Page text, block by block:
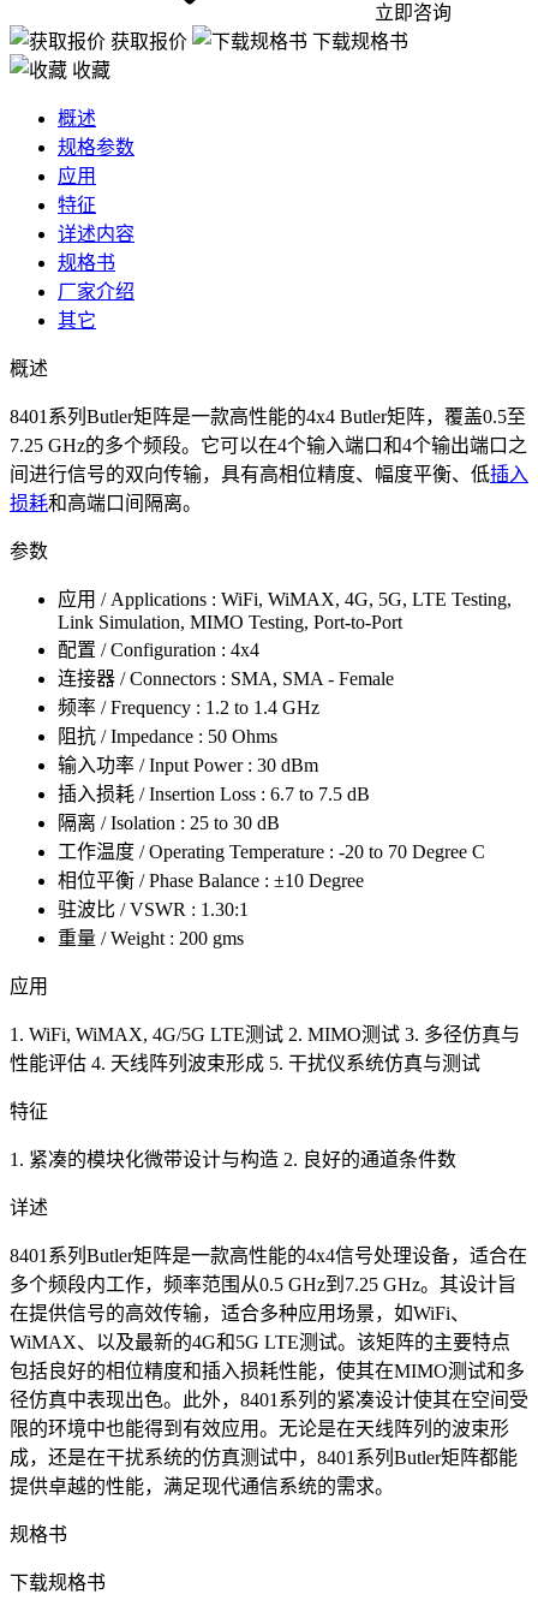
立即咨询
获取报价
下载规格书
收藏
概述
规格参数
应用
特征
详述内容
规格书
厂家介绍
其它
概述
8401系列Butler矩阵是一款高性能的4x4 Butler矩阵，覆盖0.5至
7.25 GHz的多个频段。它可以在4个输入端口和4个输出端口之
间进行信号的双向传输，具有高相位精度、幅度平衡、低插入
损耗和高端口间隔离。
参数
应用 / Applications : WiFi, WiMAX, 4G, 5G, LTE Testing,
Link Simulation, MIMO Testing, Port-to-Port
配置 / Configuration : 4x4
连接器 / Connectors : SMA, SMA - Female
频率 / Frequency : 1.2 to 1.4 GHz
阻抗 / Impedance : 50 Ohms
输入功率 / Input Power : 30 dBm
插入损耗 / Insertion Loss : 6.7 to 7.5 dB
隔离 / Isolation : 25 to 30 dB
工作温度 / Operating Temperature : -20 to 70 Degree C
相位平衡 / Phase Balance : ±10 Degree
驻波比 / VSWR : 1.30:1
重量 / Weight : 200 gms
应用
1. WiFi, WiMAX, 4G/5G LTE测试 2. MIMO测试 3. 多径仿真与
性能评估 4. 天线阵列波束形成 5. 干扰仪系统仿真与测试
特征
1. 紧凑的模块化微带设计与构造 2. 良好的通道条件数
详述
8401系列Butler矩阵是一款高性能的4x4信号处理设备，适合在
多个频段内工作，频率范围从0.5 GHz到7.25 GHz。其设计旨
在提供信号的高效传输，适合多种应用场景，如WiFi、
WiMAX、以及最新的4G和5G LTE测试。该矩阵的主要特点
包括良好的相位精度和插入损耗性能，使其在MIMO测试和多
径仿真中表现出色。此外，8401系列的紧凑设计使其在空间受
限的环境中也能得到有效应用。无论是在天线阵列的波束形
成，还是在干扰系统的仿真测试中，8401系列Butler矩阵都能
提供卓越的性能，满足现代通信系统的需求。
规格书
下载规格书